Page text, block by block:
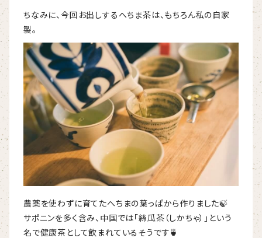
ちなみに、今回お出しするへちま茶は、もちろん私の自家
製。
農薬を使わずに育てたへちまの葉っぱから作りました🍃
サポニンを多く含み、中国では「絲瓜茶（しかちゃ）」という
名で健康茶として飲まれているそうです🍵